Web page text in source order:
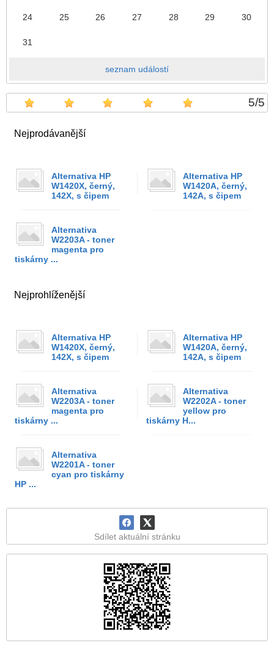
24 25 26 27 28 29 30
31
seznam událostí
5/5
Nejprodávanější
Alternativa HP
W1420X, černý,
142X, s čipem
Alternativa HP
W1420A, černý,
142A, s čipem
Alternativa
W2203A - toner
magenta pro
tiskárny ...
Nejprohlíženější
Alternativa HP
W1420X, černý,
142X, s čipem
Alternativa HP
W1420A, černý,
142A, s čipem
Alternativa
W2203A - toner
magenta pro
tiskárny ...
Alternativa
W2202A - toner
yellow pro
tiskárny H...
Alternativa
W2201A - toner
cyan pro tiskárny
HP ...
Sdílet aktuální stránku